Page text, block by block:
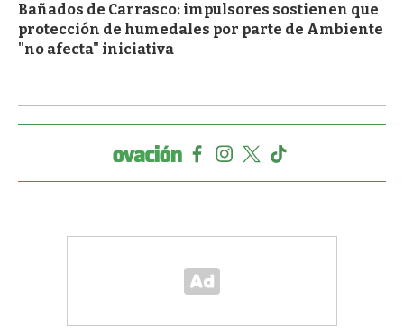
Bañados de Carrasco: impulsores sostienen que
protección de humedales por parte de Ambiente
"no afecta" iniciativa